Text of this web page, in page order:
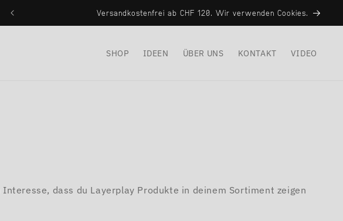
Versandkostenfrei ab CHF 120. Wir verwenden Cookies.
SHOP IDEEN ÜBER UNS KONTAKT VIDEO
dass du Layerplay Produkte in deinem Sortiment zeigen